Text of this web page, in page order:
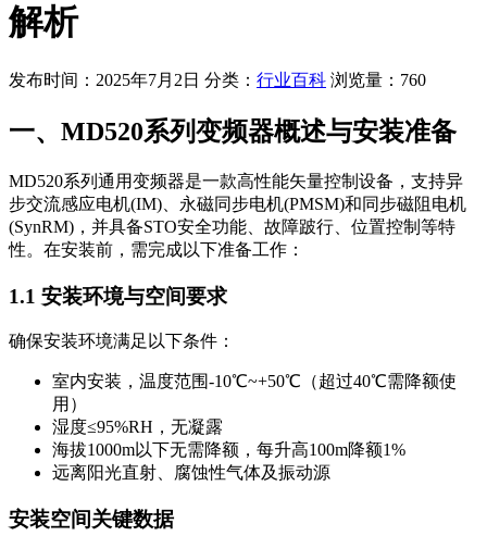
解析
发布时间：2025年7月2日 分类： 行业百科 浏览量：760
一、MD520系列变频器概述与安装准备
MD520系列通用变频器是一款高性能矢量控制设备，支持异
步交流感应电机(IM)、永磁同步电机(PMSM)和同步磁阻电机
(SynRM)，并具备STO安全功能、故障跛行、位置控制等特
性。在安装前，需完成以下准备工作：
1.1 安装环境与空间要求
确保安装环境满足以下条件：
室内安装，温度范围-10℃~+50℃（超过40℃需降额使
用）
湿度≤95%RH，无凝露
海拔1000m以下无需降额，每升高100m降额1%
远离阳光直射、腐蚀性气体及振动源
安装空间关键数据